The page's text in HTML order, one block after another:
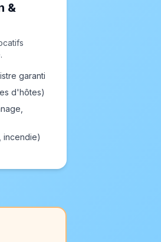
&
garanti
d'hôtes)
incendie)